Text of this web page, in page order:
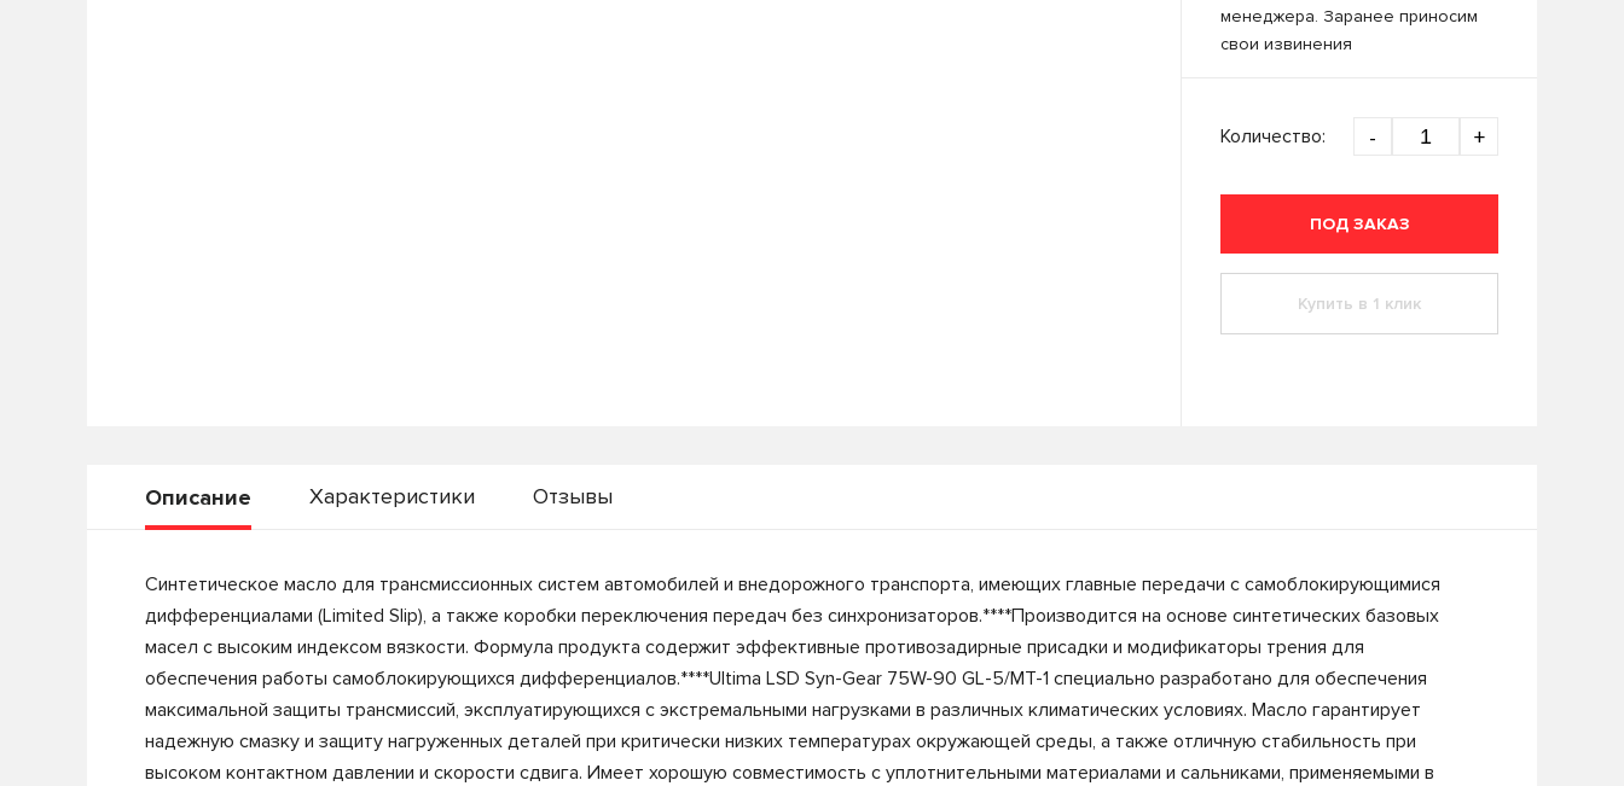
менеджера. Заранее приносим
свои извинения
Количество: - +
ПОД ЗАКАЗ
Купить в 1 клик
Описание Характеристики Отзывы
Синтетическое масло для трансмиссионных систем автомобилей и внедорожного транспорта, имеющих главные передачи с самоблокирующимися
дифференциалами (Limited Slip), а также коробки переключения передач без синхронизаторов.****Производится на основе синтетических базовых
масел с высоким индексом вязкости. Формула продукта содержит эффективные противозадирные присадки и модификаторы трения для
обеспечения работы самоблокирующихся дифференциалов.****Ultima LSD Syn-Gear 75W-90 GL-5/MT-1 специально разработано для обеспечения
максимальной защиты трансмиссий, эксплуатирующихся с экстремальными нагрузками в различных климатических условиях. Масло гарантирует
надежную смазку и защиту нагруженных деталей при критически низких температурах окружающей среды, а также отличную стабильность при
высоком контактном давлении и скорости сдвига. Имеет хорошую совместимость с уплотнительными материалами и сальниками, применяемыми в